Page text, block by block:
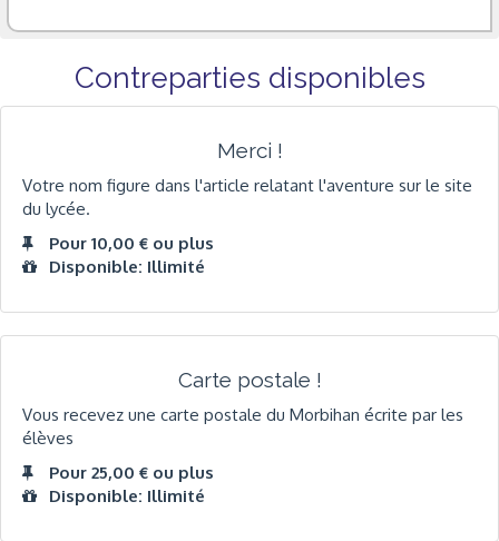
Contreparties disponibles
Merci !
Votre nom figure dans l'article relatant l'aventure sur le site
du lycée.
Pour 10,00 € ou plus
Disponible: Illimité
Carte postale !
Vous recevez une carte postale du Morbihan écrite par les
élèves
Pour 25,00 € ou plus
Disponible: Illimité